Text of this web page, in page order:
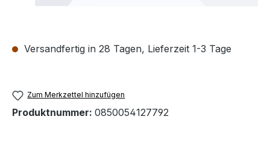
Versandfertig in 28 Tagen, Lieferzeit 1-3 Tage
Zum Merkzettel hinzufügen
Produktnummer: 0850054127792